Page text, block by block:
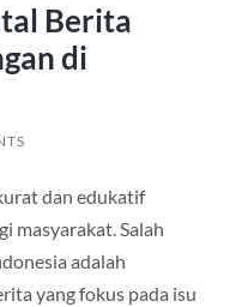
Berita
di
dan edukatif
masyarakat. Salah
adalah
yang fokus pada isu